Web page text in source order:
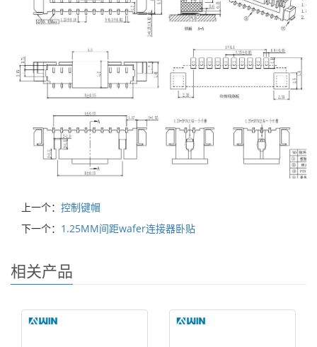
上一个： 控制键帽
下一个： 1.25MM间距wafer连接器卧贴
相关产品